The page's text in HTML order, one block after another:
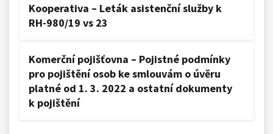
Kooperativa – Leták asistenční služby k
RH-980/19 vs 23
Komerční pojišťovna – Pojistné podmínky
pro pojištění osob ke smlouvám o úvěru
platné od 1. 3. 2022 a ostatní dokumenty
k pojištění